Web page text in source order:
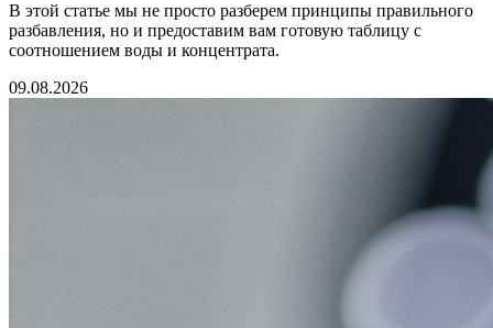
В этой статье мы не просто разберем принципы правильного
разбавления, но и предоставим вам готовую таблицу с
соотношением воды и концентрата.
09.08.2026